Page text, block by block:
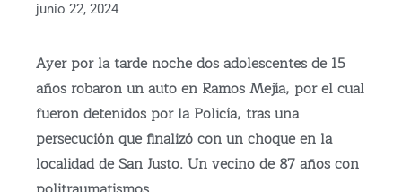
junio 22, 2024
Ayer por la tarde noche dos adolescentes de 15
años robaron un auto en Ramos Mejía, por el cual
fueron detenidos por la Policía, tras una
persecución que finalizó con un choque en la
localidad de San Justo. Un vecino de 87 años con